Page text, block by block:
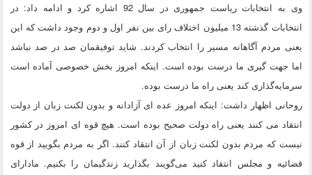
وی به انتخابات ریاست جمهوری در سال 92 اشاره کرد و ادامه داد: در
انتخابات گذشته 13 میلیون اختلاف رای بین نفر اول و دوم وجود داشت که این
یعنی مردم آگاهانه مسیر را انتخاب کردند. شاید توفیقمان صد در صد نباشد
اما جهت گیری ما درست بوده است. اینکه امروز بخش خصوصی آماده است
سرمایه‌گذاری کند یعنی راه ما درست بوده.
روحانی اظهار داشت: اینکه امروز عده ای آزادانه و بدون لکنت زبان از دولت
انتقاد می کنند یعنی راه دولت صحیح بوده است. هیچ قوه ای امروز در کشور
نیست که مردم بدون لکنت زبان از آن انتقاد کنند. اگر به مردم بگویید از قوه
قضائیه و مجلس انتقاد کنید می‌گویند بگذارید زندگیمان را بکنیم‬. مادارای